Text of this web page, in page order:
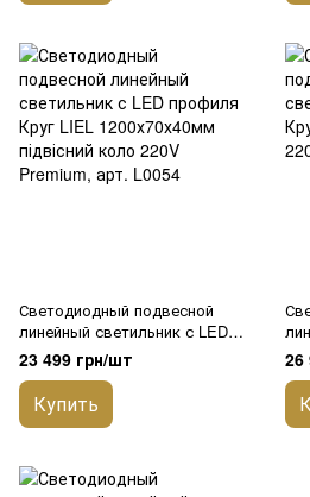
Светодиодный подвесной
линейный светильник с LED
профиля Круг LIEL
1200х70х40мм підвісний коло
220V Premium, арт. L0054
23 499 грн/шт
Купить
26